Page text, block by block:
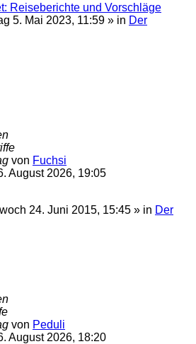
Reiseberichte und Vorschläge
5. Mai 2023, 11:59 » in Der
von Fuchsi
August 2026, 19:05
24. Juni 2015, 15:45 » in Der
von Peduli
August 2026, 18:20